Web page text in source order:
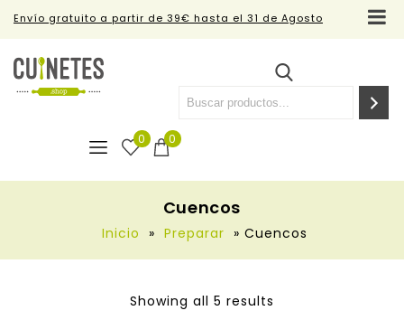
Envío gratuito a partir de 39€ hasta el 31 de Agosto
0
0
Cuencos
Inicio » Preparar » Cuencos
Showing all 5 results